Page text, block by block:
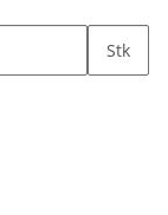
Stk